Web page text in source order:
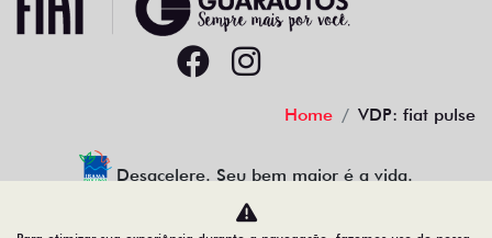
Home VDP: fiat pulse
Desacelere. Seu bem maior é a vida.